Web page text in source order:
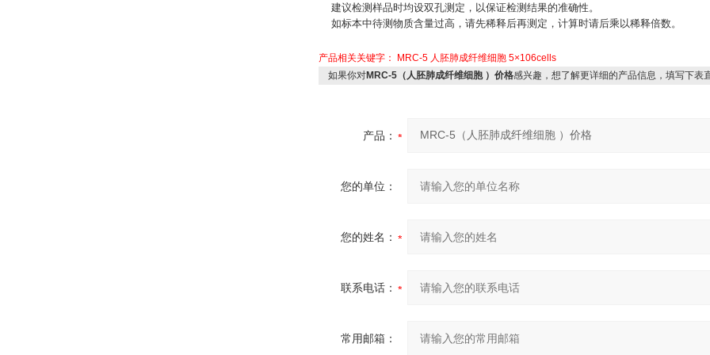
建议检测样品时均设双孔测定，以保证检测结果的准确性。
如标本中待测物质含量过高，请先稀释后再测定，计算时请后乘以稀释倍数。
产品相关关键字： MRC-5 人胚肺成纤维细胞 5×106cells
如果你对MRC-5（人胚肺成纤维细胞 ）价格感兴趣，想了解更详细的产品信息，填写下表
产品：
您的单位：
您的姓名：
联系电话：
常用邮箱：